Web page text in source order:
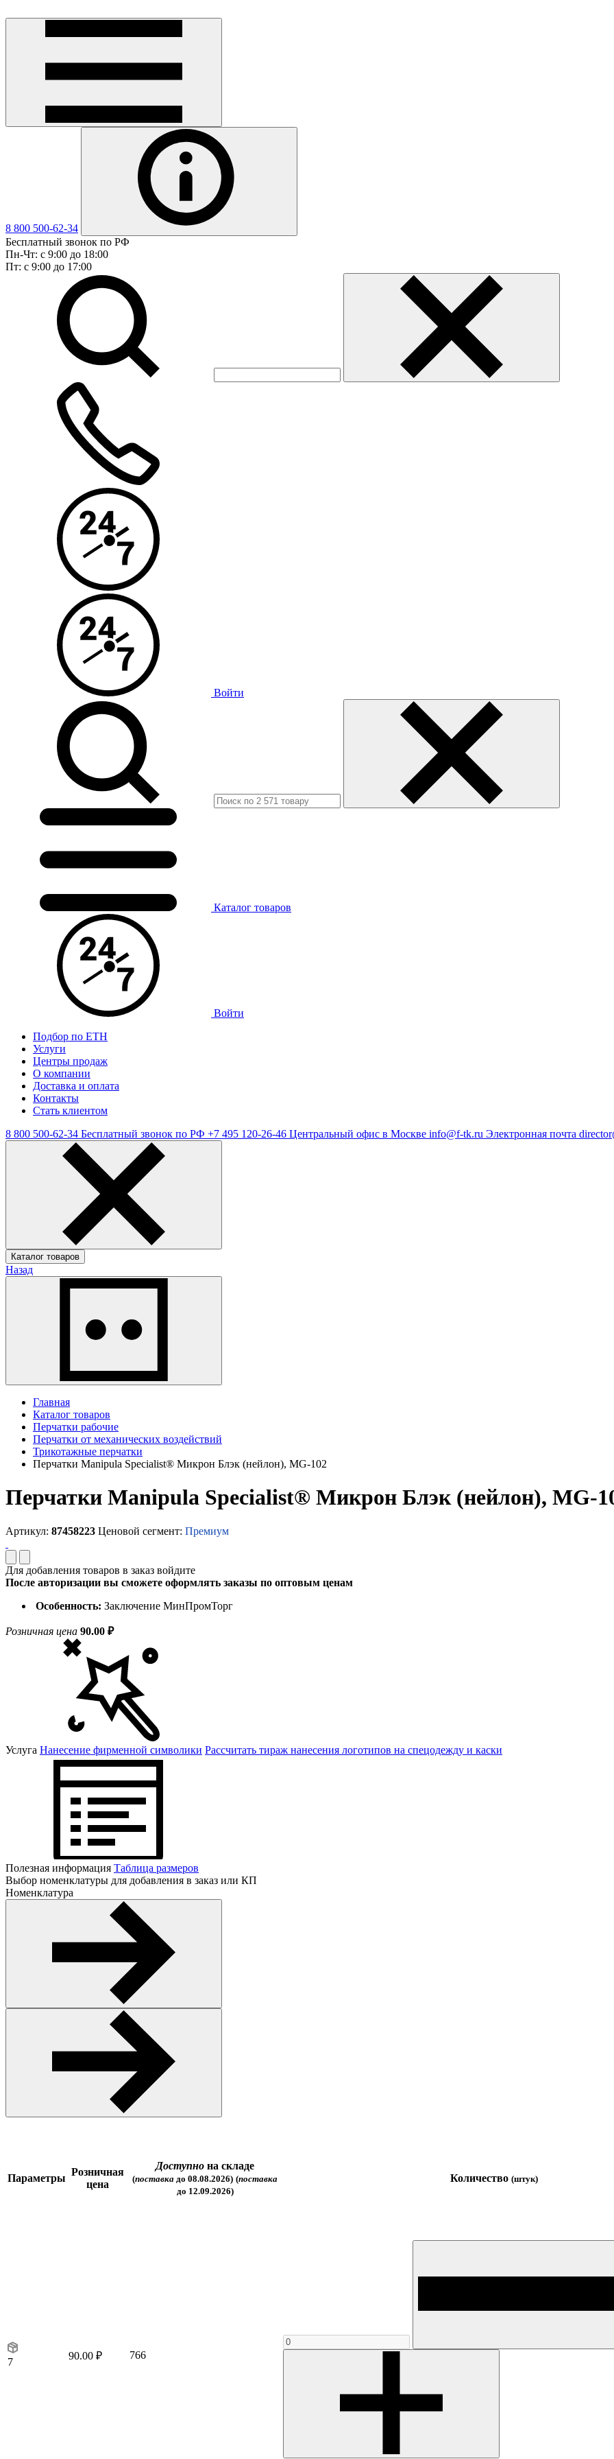
8 800 500-62-34
Бесплатный звонок по РФ
Пн-Чт: с 9:00 до 18:00
Пт: с 9:00 до 17:00
Войти
Каталог товаров
Войти
Подбор по ЕТН
Услуги
Центры продаж
О компании
Доставка и оплата
Контакты
Стать клиентом
8 800 500-62-34 Бесплатный звонок по РФ +7 495 120-26-46 Центральный офис в Москве info@f-tk.ru Электронная почта
Каталог товаров
Назад
Главная
Каталог товаров
Перчатки рабочие
Перчатки от механических воздействий
Трикотажные перчатки
Перчатки Manipula Specialist® Микрон Блэк (нейлон), MG-102
Перчатки Manipula Specialist® Микрон Блэк (нейлон), MG-
Артикул: 87458223 Ценовой сегмент: Премиум
Для добавления товаров в заказ войдите
После авторизации вы сможете оформлять заказы по оптовым ценам
Особенность: Заключение МинПромТорг
Розничная цена 90.00 ₽
Услуга Нанесение фирменной символики Рассчитать тираж нанесения логотипов на спецодежду и каски
Полезная информация Таблица размеров
Выбор номенклатуры для добавления в заказ или КП
Номенклатура
Параметры
Розничная
цена
Доступно на складе
(поставка до 08.08.2026) (поставка
до 12.09.2026)
Количество (штук)
7
90.00 ₽ 766